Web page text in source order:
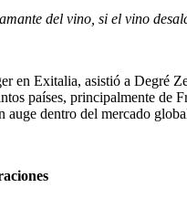
del vino, si el vino
en Exitalia, asistió a Degré
países, principalmente
auge dentro del mercado